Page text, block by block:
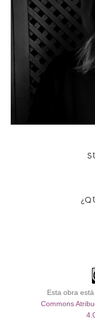
Esta obra
Commons